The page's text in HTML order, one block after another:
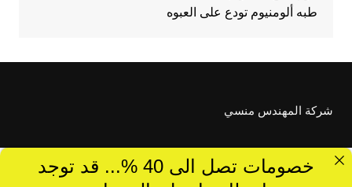
طبه ألومنيوم تودع على العبوه
شركة المهندس منسي
خصومات تصل الى 40 %... قد توجد